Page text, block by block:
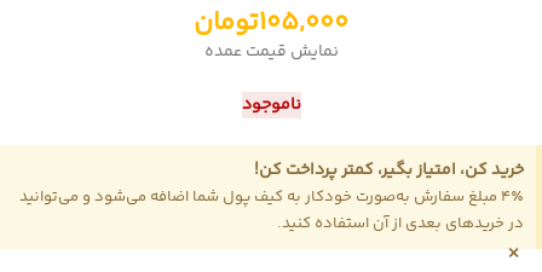
105,000تومان
نمایش قیمت عمده
ناموجود
خرید کن، امتیاز بگیر، کمتر پرداخت کن!
4٪ مبلغ سفارش به‌صورت خودکار به کیف پول شما اضافه می‌شود و می‌توانید
در خریدهای بعدی از آن استفاده کنید.
×